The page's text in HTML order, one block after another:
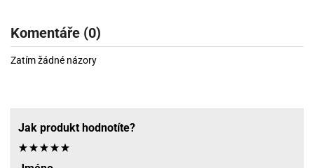
Komentáře (0)
Zatím žádné názory
Jak produkt hodnotíte?